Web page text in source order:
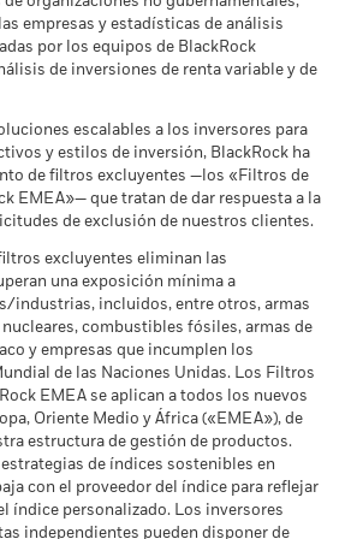
en el futuro. Puede ayudarle a evaluar
el fondo en el pasado
tomando como base el Valor
de los ingresos brutos
como resultado de las fluctuaciones del
su inversión se realiza en una divisa
para el cálculo de la rentabilidad
que puede recibir una vez deducidos los
medio cada año
medio cada año
que puede recibir una vez deducidos los
medio cada año
muestra lo que usted podría recibir en
de los mercados.
ESG
ESG
Equity Emerging Markets
Global
de
de
ESG
91,45
ESG
0,00%
no
en el
0,00%
0,00%
98,59%
no
1,41%
empresas y estadísticas de análisis
por los equipos de BlackRock
de inversiones de renta variable y de
escalables a los inversores para
y estilos de inversión, BlackRock ha
de filtros excluyentes —los «Filtros de
EMEA»— que tratan de dar respuesta a la
de exclusión de nuestros clientes.
excluyentes eliminan las
una exposición mínima a
industrias, incluidos, entre otros, armas
combustibles fósiles, armas de
y empresas que incumplen los
de las Naciones Unidas. Los Filtros
EMEA se aplican a todos los nuevos
Oriente Medio y África («EMEA»), de
estructura de gestión de productos.
de índices sostenibles en
con el proveedor del índice para reflejar
índice personalizado. Los inversores
independientes pueden disponer de